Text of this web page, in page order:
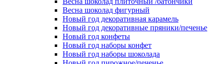
Весна шоколад фигурный
Новый год декоративная карамель
Новый год декоративные пряники/печенье
Новый год конфеты
Новый год наборы конфет
Новый год наборы шоколада